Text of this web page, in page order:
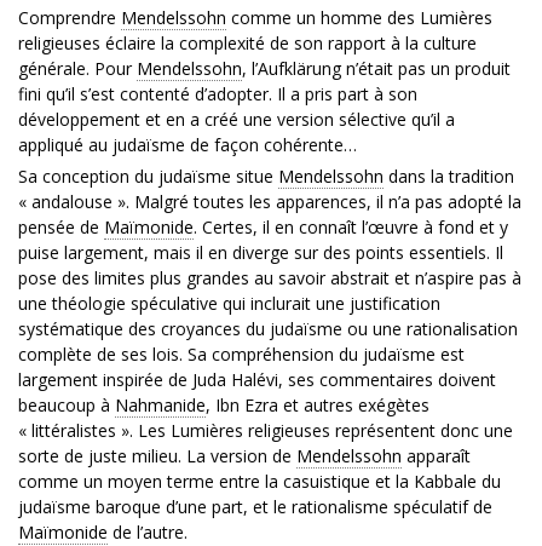
Comprendre Mendelssohn comme un homme des Lumières
religieuses éclaire la complexité de son rapport à la culture
générale. Pour Mendelssohn, l’Aufklärung n’était pas un produit
fini qu’il s’est contenté d’adopter. Il a pris part à son
développement et en a créé une version sélective qu’il a
appliqué au judaïsme de façon cohérente…
Sa conception du judaïsme situe Mendelssohn dans la tradition
« andalouse ». Malgré toutes les apparences, il n’a pas adopté la
pensée de Maïmonide. Certes, il en connaît l’œuvre à fond et y
puise largement, mais il en diverge sur des points essentiels. Il
pose des limites plus grandes au savoir abstrait et n’aspire pas à
une théologie spéculative qui inclurait une justification
systématique des croyances du judaïsme ou une rationalisation
complète de ses lois. Sa compréhension du judaïsme est
largement inspirée de Juda Halévi, ses commentaires doivent
beaucoup à Nahmanide, Ibn Ezra et autres exégètes
« littéralistes ». Les Lumières religieuses représentent donc une
sorte de juste milieu. La version de Mendelssohn apparaît
comme un moyen terme entre la casuistique et la Kabbale du
judaïsme baroque d’une part, et le rationalisme spéculatif de
Maïmonide de l’autre.